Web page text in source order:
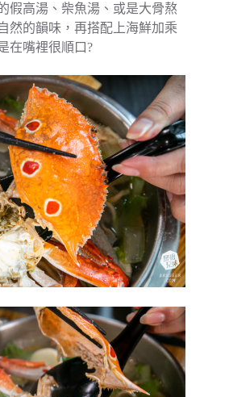
假高湯、柴魚湯、或是大骨熬
然的韻味，再搭配上海鮮加乘
在嘴裡很順口?